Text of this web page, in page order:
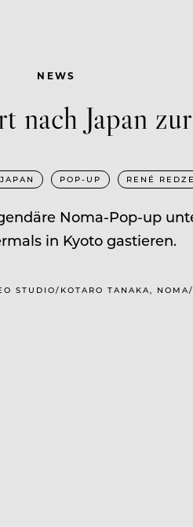
NEWS
nach Japan
JAPAN POP-UP RENÉ
Noma-Pop-up
in Kyoto gastieren.
STUDIO/KOTARO TANAKA,